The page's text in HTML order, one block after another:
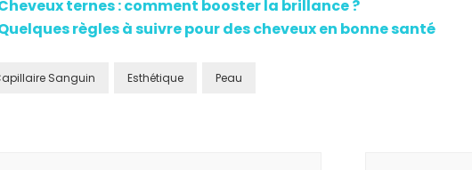
ternes : comment booster la brillance ?
règles à suivre pour des cheveux en bonne santé
Sanguin Esthétique Peau